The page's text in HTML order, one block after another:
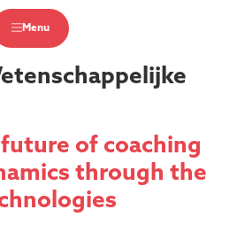
Menu
of coaching
through the